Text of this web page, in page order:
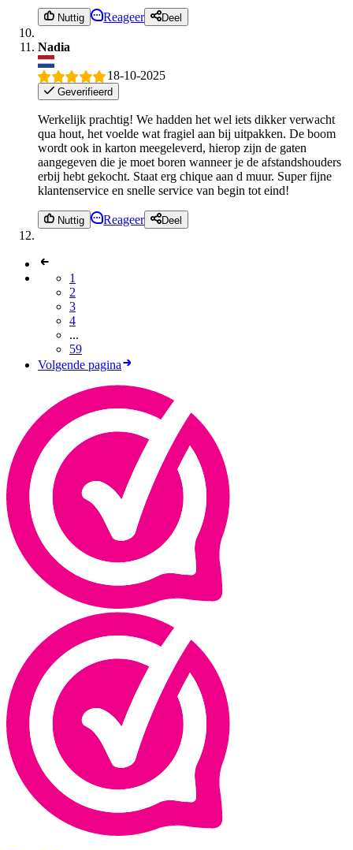
Nuttig Reageer Deel
Nadia
18-10-2025
Geverifieerd
Werkelijk prachtig! We hadden het wel iets dikker verwacht
qua hout, het voelde wat fragiel aan bij uitpakken. De boom
wordt ook in karton meegeleverd, hierop zijn de gaten
aangegeven die je moet boren wanneer je de afstandshouders
erbij hebt gekocht. Staat erg chique aan d muur. Super fijne
klantenservice en snelle service van begin tot eind!
Nuttig Reageer Deel
1
2
3
4
...
59
Volgende pagina